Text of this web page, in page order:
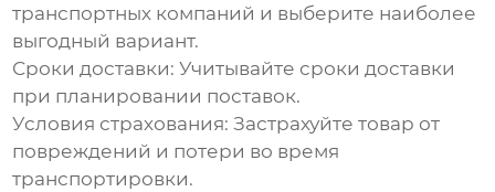
транспортных компаний и выберите наиболее
выгодный вариант.
Сроки доставки: Учитывайте сроки доставки
при планировании поставок.
Условия страхования: Застрахуйте товар от
повреждений и потери во время
транспортировки.